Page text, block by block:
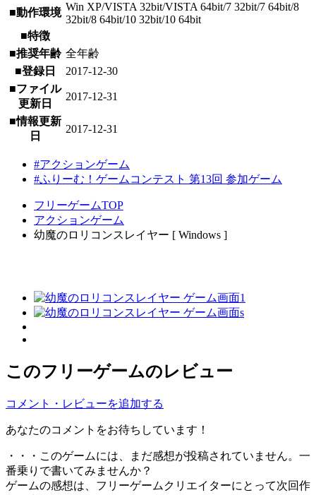
■動作環境 Win XP/VISTA 32bit/VISTA 64bit/7 32bit/7 64bit/8
32bit/8 64bit/10 32bit/10 64bit
■特徴
■推奨年齢 全年齢
■登録日
2017-12-30
■ファイル
更新日
2017-12-31
■情報更新
日
2017-12-31
#アクションゲーム
#ふりーむ！ゲームコンテスト 第13回 参加ゲーム
フリーゲームTOP
アクションゲーム
幼魔のロリコンスレイヤー [ Windows ]
このフリーゲームのレビュー
コメント・レビューを追加する
あなたのコメントをお待ちしています！
・・・このゲームには、まだ感想が投稿されていません。一
番乗りで書いてみませんか？
ゲームの感想は、フリーゲームクリエイターにとって次回作